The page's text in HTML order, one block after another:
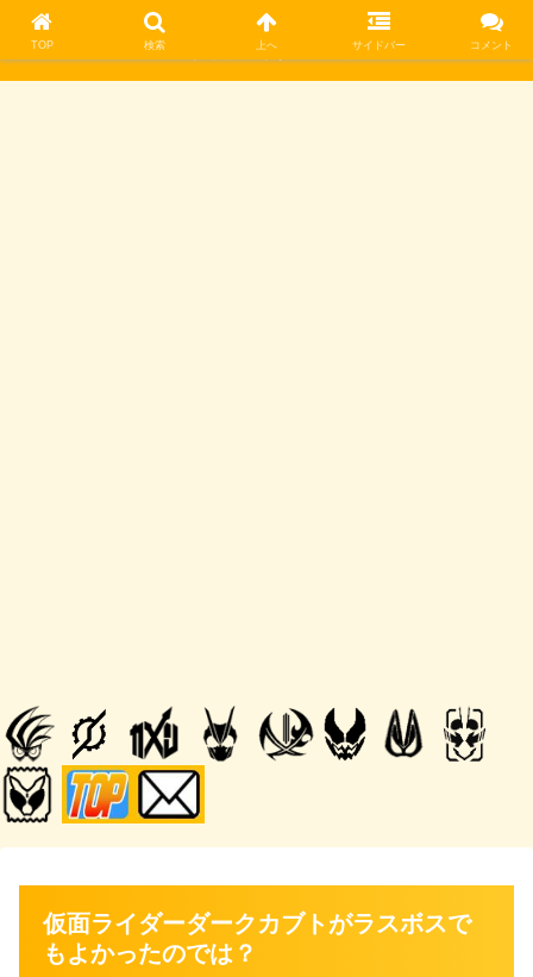
仮面ライダーダークカブトがラスボスで
もよかったのでは？
TOP 検索 上へ サイドバー コメント